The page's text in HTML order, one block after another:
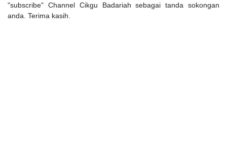
"subscribe" Channel Cikgu Badariah sebagai tanda sokongan
anda. Terima kasih.